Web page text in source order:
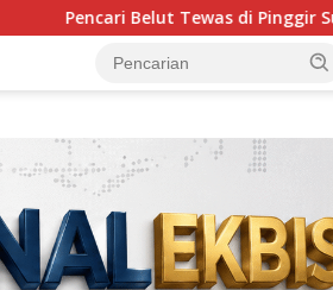
Tewas di Pinggir Sungai, Masih